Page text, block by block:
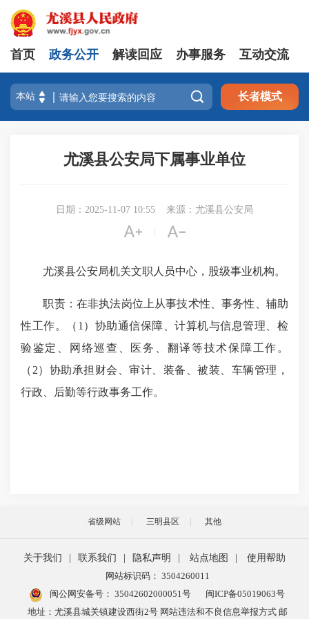
首页 政务公开 解读回应 办事服务 互动交流
 长者模式
尤溪县公安局下属事业单位
日期：2025-11-07 10:55 来源：尤溪县公安局
 
尤溪县公安局机关文职人员中心，股级事业机构。
职责：在非执法岗位上从事技术性、事务性、辅助
性工作。（1）协助通信保障、计算机与信息管理、检
验鉴定、网络巡查、医务、翻译等技术保障工作。
（2）协助承担财会、审计、装备、被装、车辆管理，
行政、后勤等行政事务工作。
省级网站 三明县区 其他
关于我们 联系我们 隐私声明 站点地图
使用帮助
网站标识码： 3504260011
闽公网安备号： 35042602000051号
闽ICP备05019063号
地址：尤溪县城关镇建设西街2号 网站违法和不良信息举报方式 邮